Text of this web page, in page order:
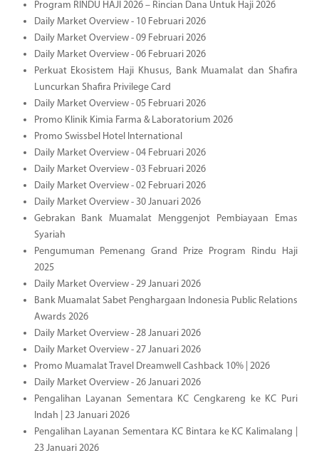
Program RINDU HAJI 2026 – Rincian Dana Untuk Haji 2026
Daily Market Overview - 10 Februari 2026
Daily Market Overview - 09 Februari 2026
Daily Market Overview - 06 Februari 2026
Perkuat Ekosistem Haji Khusus, Bank Muamalat dan Shafira
Luncurkan Shafira Privilege Card
Daily Market Overview - 05 Februari 2026
Promo Klinik Kimia Farma & Laboratorium 2026
Promo Swissbel Hotel International
Daily Market Overview - 04 Februari 2026
Daily Market Overview - 03 Februari 2026
Daily Market Overview - 02 Februari 2026
Daily Market Overview - 30 Januari 2026
Gebrakan Bank Muamalat Menggenjot Pembiayaan Emas
Syariah
Pengumuman Pemenang Grand Prize Program Rindu Haji
2025
Daily Market Overview - 29 Januari 2026
Bank Muamalat Sabet Penghargaan Indonesia Public Relations
Awards 2026
Daily Market Overview - 28 Januari 2026
Daily Market Overview - 27 Januari 2026
Promo Muamalat Travel Dreamwell Cashback 10% | 2026
Daily Market Overview - 26 Januari 2026
Pengalihan Layanan Sementara KC Cengkareng ke KC Puri
Indah | 23 Januari 2026
Pengalihan Layanan Sementara KC Bintara ke KC Kalimalang |
23 Januari 2026